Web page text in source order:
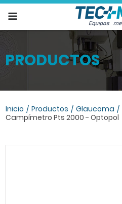
t
PRODUCTOS
Inicio Productos
Glaucoma
Campímetro Pts 2000 - Optopol